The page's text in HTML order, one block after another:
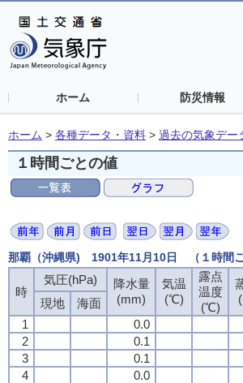
ホーム 防災情報
ホーム > 各種データ・資料 > 過去の気象デー
１時間ごとの値
那覇（沖縄県) 1901年11月10日 （１時間ご
時
気圧(hPa)
降水量
(mm)
気温
(℃)
露点
温度
(℃)
現地
海面
1
0.0
2
0.1
3
0.1
4
0.0